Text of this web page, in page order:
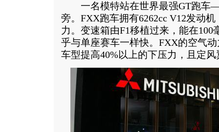
一名模特站在世界最强GT跑车
旁。FXX跑车拥有6262cc V12发动
力。变速箱由F1移植过来，能在
乎与单座赛车一样快。FXX的空气
车型提高40%以上的下压力，且定